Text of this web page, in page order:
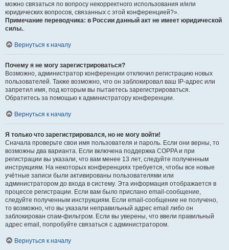
можно связаться по вопросу некорректного использования и/или
юридических вопросов, связанных с этой конференцией?».
Примечание переводчика: в России данный акт не имеет юридической
силы..
Вернуться к началу
Почему я не могу зарегистрироваться?
Возможно, администратор конференции отключил регистрацию новых
пользователей. Также возможно, что он заблокировал ваш IP-адрес или
запретил имя, под которым вы пытаетесь зарегистрироваться.
Обратитесь за помощью к администратору конференции.
Вернуться к началу
Я только что зарегистрировался, но не могу войти!
Сначала проверьте свои имя пользователя и пароль. Если они верны, то
возможны два варианта. Если включена поддержка COPPA и при
регистрации вы указали, что вам менее 13 лет, следуйте полученным
инструкциям. На некоторых конференциях требуется, чтобы все новые
учётные записи были активированы пользователями или
администратором до входа в систему. Эта информация отображается в
процессе регистрации. Если вам было прислано email-сообщение,
следуйте полученным инструкциям. Если email-сообщение не получено,
то возможно, что вы указали неправильный адрес email либо он
заблокирован спам-фильтром. Если вы уверены, что ввели правильный
адрес email, попробуйте связаться с администратором.
Вернуться к началу